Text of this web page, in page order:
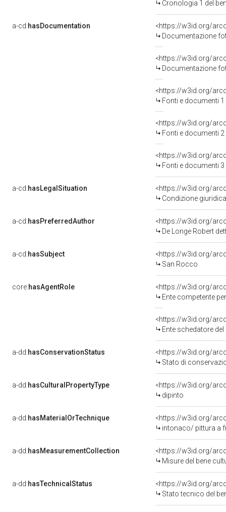
Cronologia 1 del
a-cd:hasDocumentation
Documentazione
Documentazione
<https://w3id.org/
Fonti e documenti
<https://w3id.org/
Fonti e documenti
<https://w3id.org/
Fonti e documenti
a-cd:hasLegalSituation
Condizione
a-cd:hasPreferredAuthor
<https://w3id.org/
De Longe Robert
a-cd:hasSubject
<https://w3id.org/
San Rocco
core:hasAgentRole
<https://w3id.org/
Ente competente per
<https://w3id.org/
Ente schedatore
a-dd:hasConservationStatus
<https://w3id.org/
Stato di
a-dd:hasCulturalPropertyType
<https://w3id.org/
dipinto
a-dd:hasMaterialOrTechnique
<https://w3id.org/
intonaco/ pittura a
a-dd:hasMeasurementCollection
<https://w3id.org/
Misure del bene
a-dd:hasTechnicalStatus
<https://w3id.org/
Stato tecnico del